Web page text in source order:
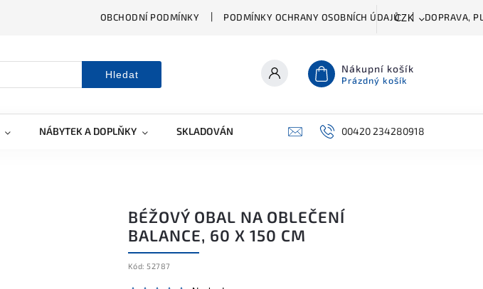
OBCHODNÍ PODMÍNKY PODMÍNKY OCHRANY OSOBNÍCH ÚDAJŮ DOPRAVA,
CZK
Hledat Nákupní košík
Prázdný košík
NÁBYTEK A DOPLŇKY SKLADOVÁNÍ A ČIŠTĚNÍ PŘÍSLUŠENSTVÍ
00420 234280918
BÉŽOVÝ OBAL NA OBLEČENÍ
BALANCE, 60 X 150 CM
Kód: 52787